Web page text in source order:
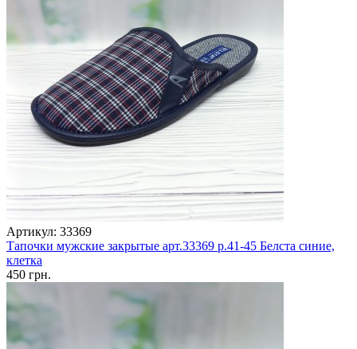
Артикул: 33369
Тапочки мужские закрытые арт.33369 р.41-45 Белста синие,
клетка
450 грн.